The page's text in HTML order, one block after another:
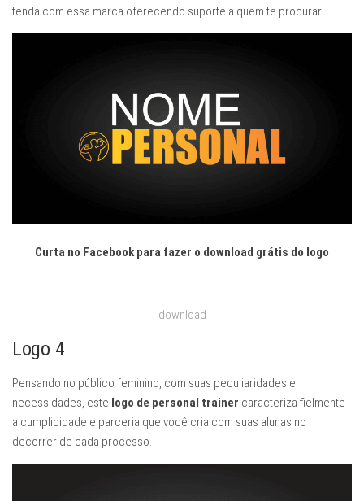
tenda com essa marca oferecendo suporte a quem te procurar.
Curta no Facebook para fazer o download grátis do logo
download
Logo 4
Pensando no público feminino, com suas peculiaridades e
necessidades, este logo de personal trainer caracteriza fielmente
a cumplicidade e parceria que você cria com suas alunas no
decorrer de cada processo.